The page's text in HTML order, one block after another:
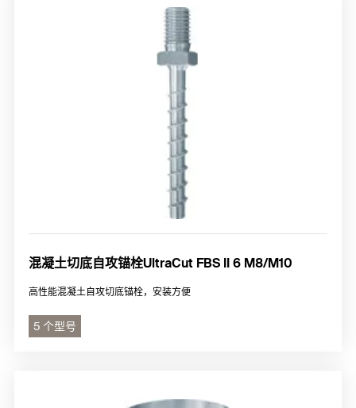
混凝土切底自攻锚栓UltraCut FBS II 6 M8/M10
高性能混凝土自攻切底锚栓，安装方便
5 个型号